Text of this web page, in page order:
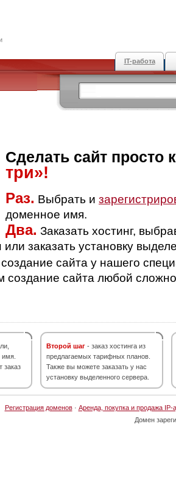
IT-работа
Сделать сайт просто
три»!
Раз. Выбрать и
доменное имя.
Два. Заказать хостинг,
заказать установку
создание сайта у нашего
создание сайта любой
имя.
заказ
Второй шаг - заказ хостинга из
предлагаемых тарифных планов.
Также вы можете заказать у нас
установку выделенного сервера.
Регистрация доменов· Аренда, покупка и продажа IP-
Домен